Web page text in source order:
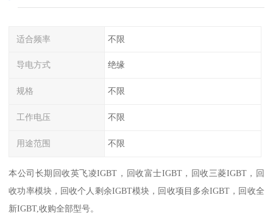
适合频率 不限
导电方式 绝缘
规格 不限
工作电压 不限
用途范围 不限
本公司长期回收英飞凌IGBT，回收富士IGBT，回收三菱IGBT，回
收功率模块，回收个人剩余IGBT模块，回收项目多余IGBT，回收全
新IGBT,收购全部型号。